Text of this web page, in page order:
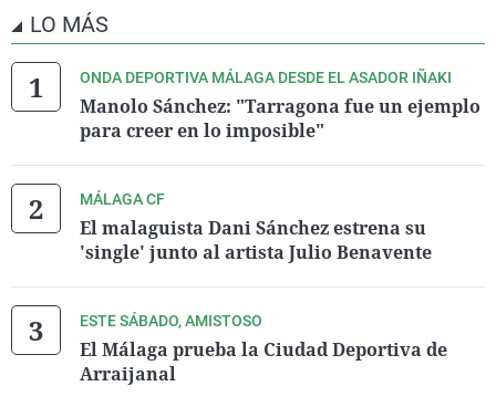
LO MÁS
ONDA DEPORTIVA MÁLAGA DESDE EL ASADOR IÑAKI
Manolo Sánchez: "Tarragona fue un ejemplo
para creer en lo imposible"
MÁLAGA CF
El malaguista Dani Sánchez estrena su
'single' junto al artista Julio Benavente
ESTE SÁBADO, AMISTOSO
El Málaga prueba la Ciudad Deportiva de
Arraijanal